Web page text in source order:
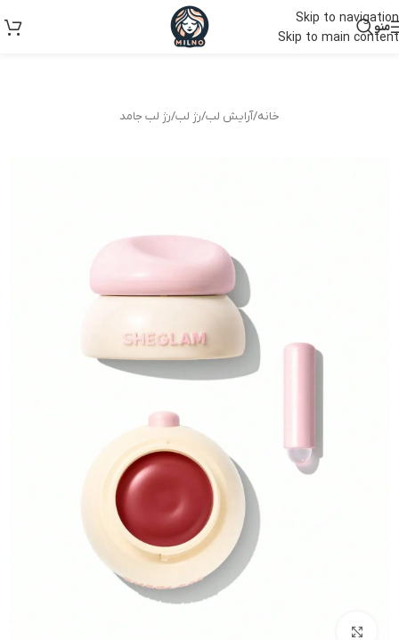
Skip to navigation
Skip to main content
منو
خانه/آرایش لب/رژ لب/رژ لب جامد